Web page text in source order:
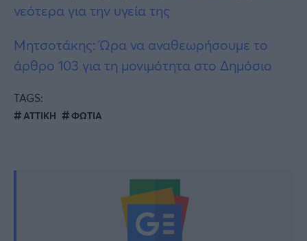
νεότερα για την υγεία της
Μητσοτάκης: Ώρα να αναθεωρήσουμε το
άρθρο 103 για τη μονιμότητα στο Δημόσιο
TAGS:
ΑΤΤΙΚΗ ΦΩΤΙΑ